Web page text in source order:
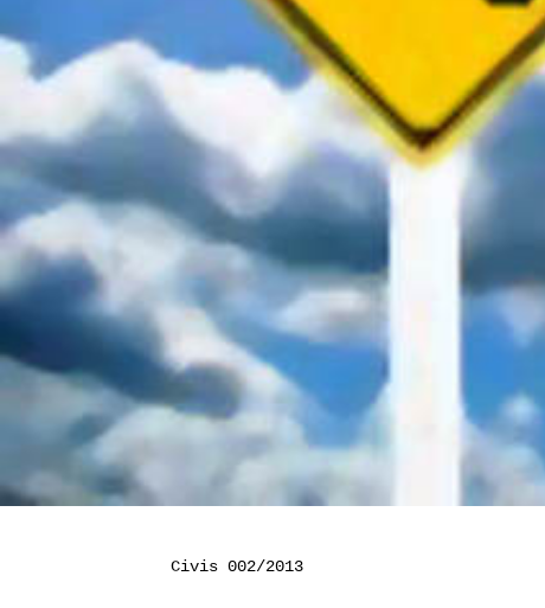
Civis 002/2013